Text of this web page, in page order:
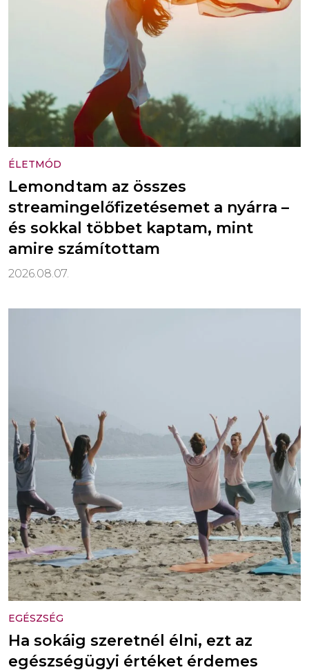
ÉLETMÓD
Lemondtam az összes
streamingelőfizetésemet a nyárra –
és sokkal többet kaptam, mint
amire számítottam
2026.08.07.
EGÉSZSÉG
Ha sokáig szeretnél élni, ezt az
egészségügyi értéket érdemes